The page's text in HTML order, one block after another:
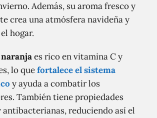
Además, su aroma fresco y
crea una atmósfera navideña y
hogar.
es rico en vitamina C y
lo quefortalece el sistema
y ayuda a combatir los
También tiene propiedades
reduciendo así el